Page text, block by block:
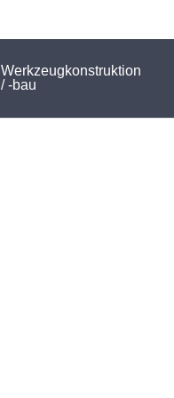
Werkzeugkonstruktion
/ -bau